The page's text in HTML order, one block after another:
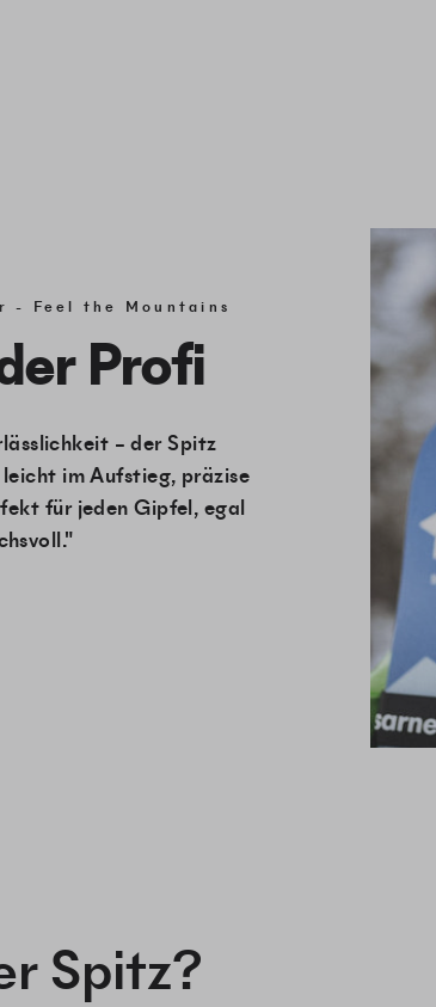
- Feel the Mountains
Profi
– der Spitz
leicht im Aufstieg, präzise
für jeden Gipfel, egal
Spitz?